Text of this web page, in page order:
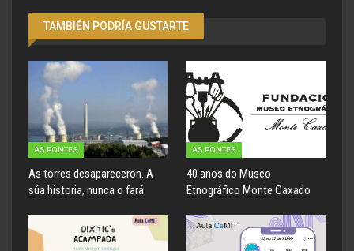
TAMBIÉN PODRÍA GUSTARTE
AS PONTES
As torres desapareceron. A
súa historia, nunca o fará
AS PONTES
40 anos do Museo
Etnográfico Monte Caxado